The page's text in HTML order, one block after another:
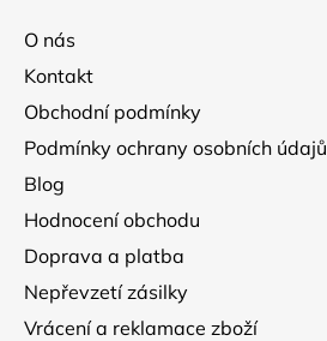
O nás
Kontakt
Obchodní podmínky
Podmínky ochrany osobních údajů
Blog
Hodnocení obchodu
Doprava a platba
Nepřevzetí zásilky
Vrácení a reklamace zboží